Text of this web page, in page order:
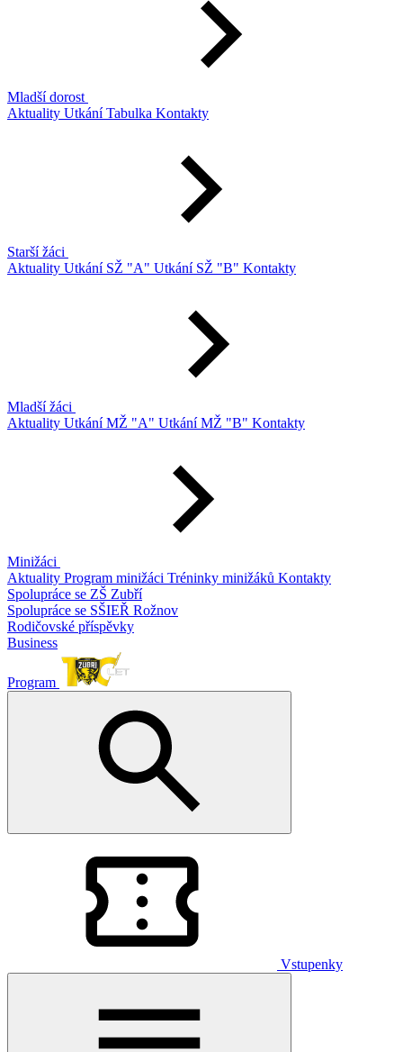
Mladší dorost
Aktuality UtkáníTabulka Kontakty
Starší žáci
Aktuality Utkání SŽ "A" Utkání SŽ "B" Kontakty
Mladší žáci
Aktuality Utkání MŽ "A" Utkání MŽ "B" Kontakty
Minižáci
Aktuality Program minižáci Tréninky minižáků Kontakty
Spolupráce se ZŠ Zubří
Spolupráce se SŠIEŘ Rožnov
Rodičovské příspěvky
Business
Program
Vstupenky